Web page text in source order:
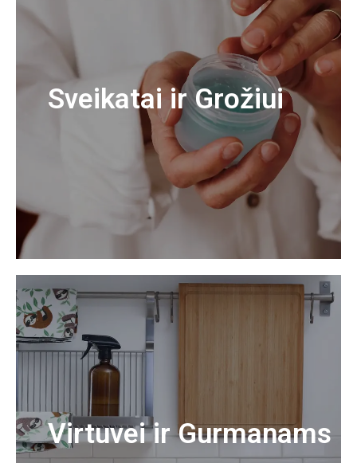
Sveikatai ir Grožiui
Virtuvei ir Gurmanams